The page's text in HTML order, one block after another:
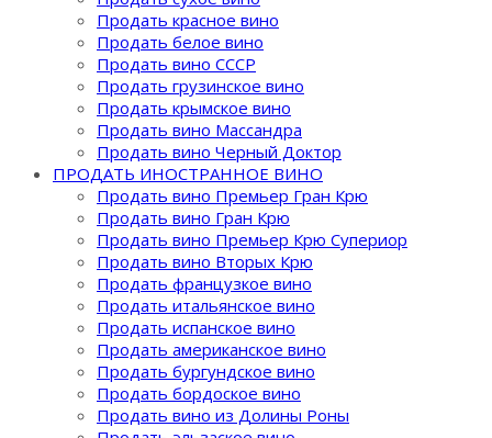
Продать красное вино
Продать белое вино
Продать вино СССР
Продать грузинское вино
Продать крымское вино
Продать вино Массандра
Продать вино Черный Доктор
ПРОДАТЬ ИНОСТРАННОЕ ВИНО
Продать вино Премьер Гран Крю
Продать вино Гран Крю
Продать вино Премьер Крю Супериор
Продать вино Вторых Крю
Продать французкое вино
Продать итальянское вино
Продать испанское вино
Продать американское вино
Продать бургундское вино
Продать бордоское вино
Продать вино из Долины Роны